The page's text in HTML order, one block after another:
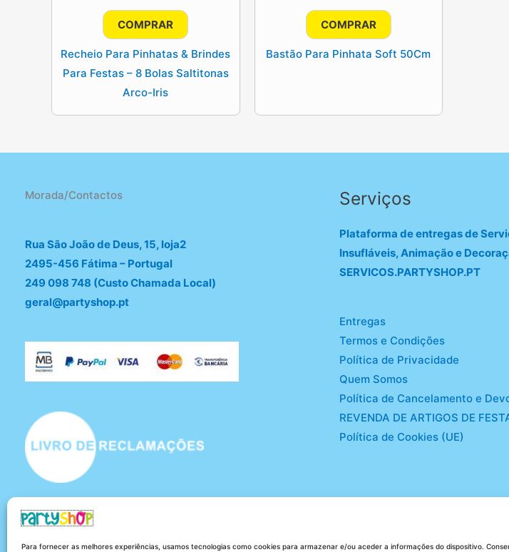
Para fornecer as melhores experiências, usamos tecnologias como cookies para armazenar e/ou aceder a informações do dispositivo.
COMPRAR
Recheio Para Pinhatas & Brindes
Para Festas – 8 Bolas Saltitonas
Arco-Iris
COMPRAR
Bastão Para Pinhata Soft 50Cm
Morada/Contactos
Rua São João de Deus, 15, loja2
2495-456 Fátima – Portugal
249 098 748 (Custo Chamada Local)
geral@partyshop.pt
Serviços
Plataforma de entregas de
Insufláveis, Animação e
SERVICOS.PARTYSHOP.PT
Entregas
Termos e Condições
Política de Privacidade
Quem Somos
Política de Cancelamento e
REVENDA DE ARTIGOS DE
Política de Cookies (UE)